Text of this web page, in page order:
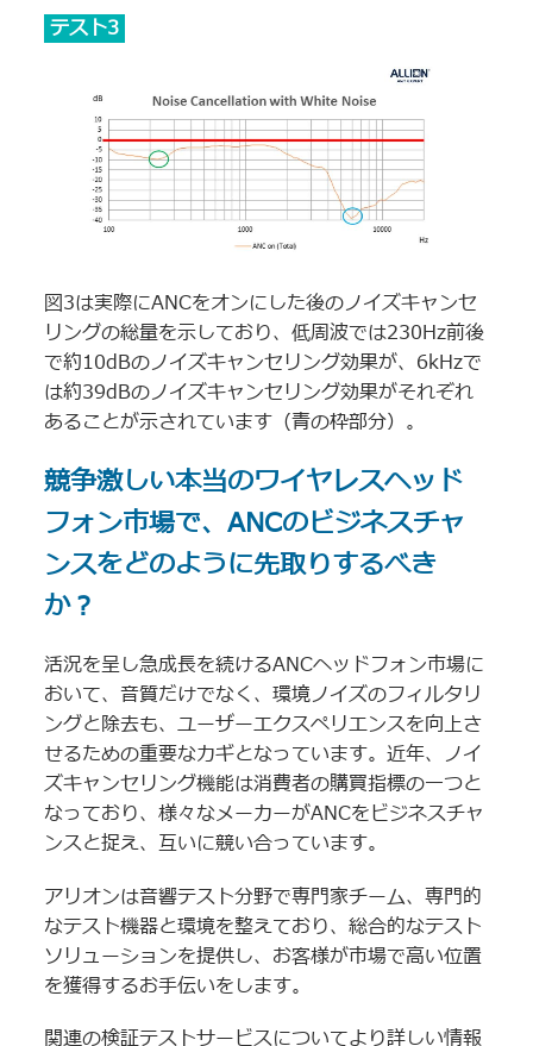
テスト3
図3は実際にANCをオンにした後のノイズキャンセ
リングの総量を示しており、低周波では230Hz前後
で約10dBのノイズキャンセリング効果が、6kHzで
は約39dBのノイズキャンセリング効果がそれぞれ
あることが示されています（青の枠部分）。
競争激しい本当のワイヤレスヘッド
フォン市場で、ANCのビジネスチャ
ンスをどのように先取りするべき
か？
活況を呈し急成長を続けるANCヘッドフォン市場に
おいて、音質だけでなく、環境ノイズのフィルタリ
ングと除去も、ユーザーエクスペリエンスを向上さ
せるための重要なカギとなっています。近年、ノイ
ズキャンセリング機能は消費者の購買指標の一つと
なっており、様々なメーカーがANCをビジネスチャ
ンスと捉え、互いに競い合っています。
アリオンは音響テスト分野で専門家チーム、専門的
なテスト機器と環境を整えており、総合的なテスト
ソリューションを提供し、お客様が市場で高い位置
を獲得するお手伝いをします。
関連の検証テストサービスについてより詳しい情報